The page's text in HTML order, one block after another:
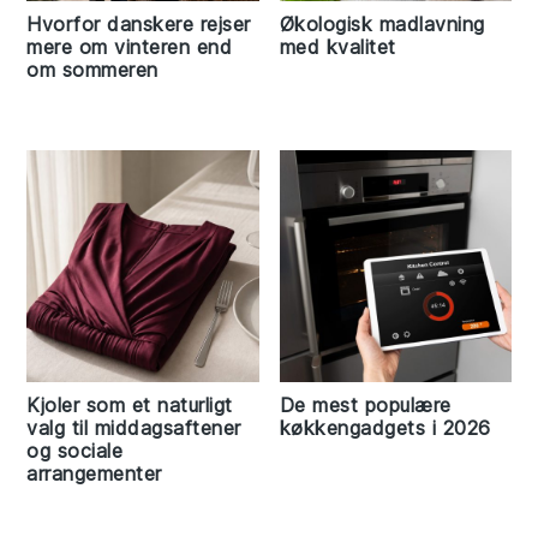
Hvorfor danskere rejser
mere om vinteren end
om sommeren
Økologisk madlavning
med kvalitet
Kjoler som et naturligt
valg til middagsaftener
og sociale
arrangementer
De mest populære
køkkengadgets i 2026